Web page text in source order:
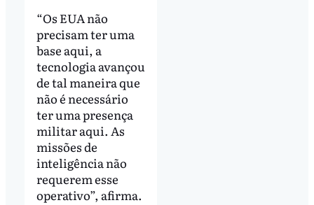
“Os EUA não
precisam ter uma
base aqui, a
tecnologia avançou
de tal maneira que
não é necessário
ter uma presença
militar aqui. As
missões de
inteligência não
requerem esse
operativo”, afirma.